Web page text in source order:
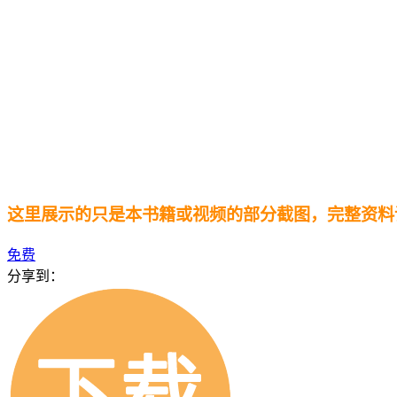
这里展示的只是本书籍或视频的部分截图，完整资料
免费
分享到：